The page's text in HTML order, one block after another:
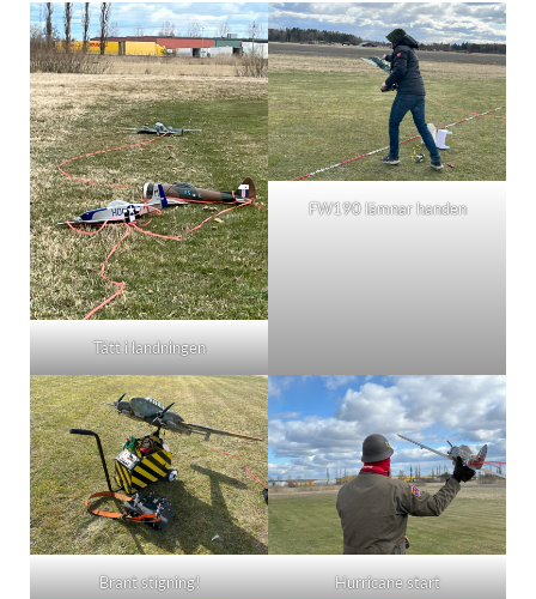
Tätt i landningen
FW190 lämnar handen
Brant stigning! Hurricane start